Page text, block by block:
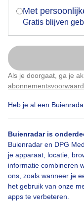
Met
Gratis blijven
Als je doorgaat, ga je
Heb je al een
Buienradar is
Buienradar en DPG
je apparaat, locatie,
informatie combineren
ons, zoals wanneer je
het gebruik van onze
apps te verbeteren.
Door: Jolanda Pelkmans
Bekijk slideshow
Nu
Klik